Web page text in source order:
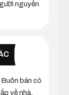
nguyền
bán có
về nhà,